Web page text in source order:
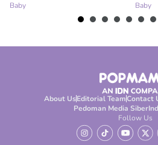
Baby
Baby
About UsEditorial TeamContact
Pedoman Media Siber
Follow Us